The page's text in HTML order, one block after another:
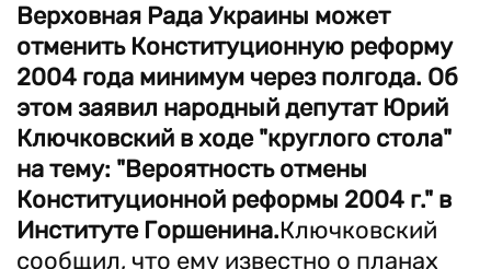
Верховная Рада Украины может
отменить Конституционную реформу
2004 года минимум через полгода. Об
этом заявил народный депутат Юрий
Ключковский в ходе "круглого стола"
на тему: "Вероятность отмены
Конституционной реформы 2004 г." в
Институте Горшенина.Ключковский
сообщил, что ему известно о планах